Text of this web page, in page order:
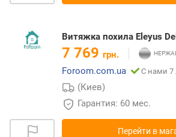
Витяжка похила Eleyus
7 769 грн.
Foroom.com.ua
С нами 7
(Киев)
Гарантия: 60 мес.
Перейти в